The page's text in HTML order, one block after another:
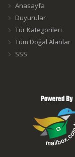
Anasayfa
Duyurular
Tür Kategorileri
Tüm Doğal Alanlar
SSS